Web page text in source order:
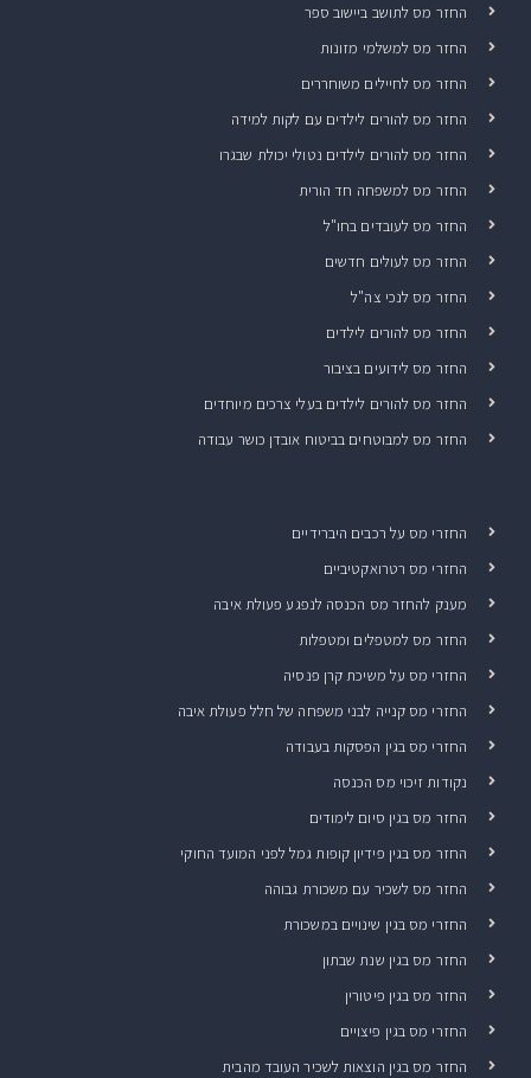
החזר מס לתושב ביישוב ספר
החזר מס למשלמי מזונות
החזר מס לחיילים משוחררים
החזר מס להורים לילדים עם לקות למידה
החזר מס להורים לילדים נטולי יכולת שבגרו
החזר מס למשפחה חד הורית
החזר מס לעובדים בחו"ל
החזר מס לעולים חדשים
החזר מס לנכי צה"ל
החזר מס להורים לילדים
החזר מס לידועים בציבור
החזר מס להורים לילדים בעלי צרכים מיוחדים
החזר מס למבוטחים בביטוח אובדן כושר עבודה
החזרי מס על רכבים היברידיים
החזרי מס רטרואקטיביים
מענק להחזר מס הכנסה לנפגע פעולת איבה
החזר מס למטפלים ומטפלות
החזרי מס על משיכת קרן פנסיה
החזרי מס קנייה לבני משפחה של חלל פעולת איבה
החזרי מס בגין הפסקות בעבודה
נקודות זיכוי מס הכנסה
החזר מס בגין סיום לימודים
החזר מס בגין פידיון קופות גמל לפני המועד החוקי
החזר מס לשכיר עם משכורת גבוהה
החזרי מס בגין שינויים במשכורת
החזר מס בגין שנת שבתון
החזר מס בגין פיטורין
החזרי מס בגין פיצויים
החזר מס בגין הוצאות לשכיר העובד מהבית